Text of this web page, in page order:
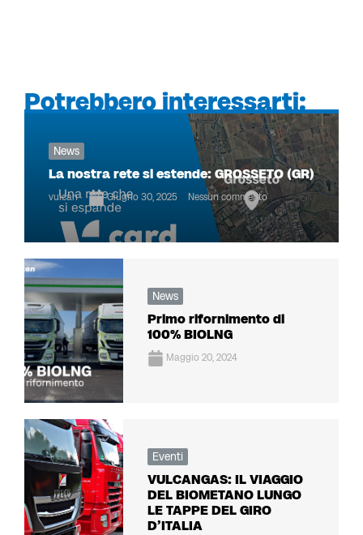
Potrebbero interessarti:
News
La nostra rete si estende: GROSSETO (GR)
vulcan Giugno 30, 2025 Nessun commento
News
Primo rifornimento di
100% BIOLNG
Maggio 20, 2024
Eventi
VULCANGAS: IL VIAGGIO
DEL BIOMETANO LUNGO
LE TAPPE DEL GIRO
D’ITALIA